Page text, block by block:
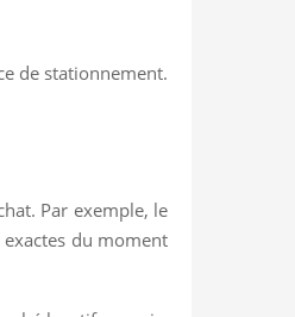
de stationnement.
Par exemple, le
du moment